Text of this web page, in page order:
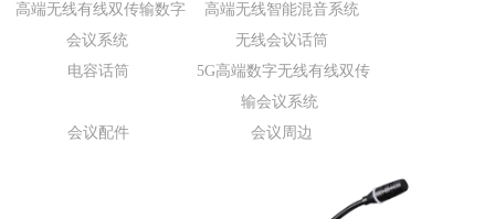
高端无线有线双传输数字
会议系统
高端无线智能混音系统
无线会议话筒
电容话筒
5G高端数字无线有线双传
输会议系统
会议配件
会议周边